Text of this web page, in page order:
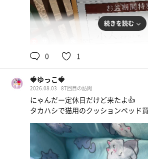
ネギチャーシュー麺（中盛硬め濃い
リニューアルオープン
道の駅手作りおにぎりが旦那のブー
続きを読む
0 1
🍓ゆっこ🍓
2026.08.03 87回目の訪問
にゃんだー定休日だけど来たよ👍
タカハシで猫用のクッションベッド